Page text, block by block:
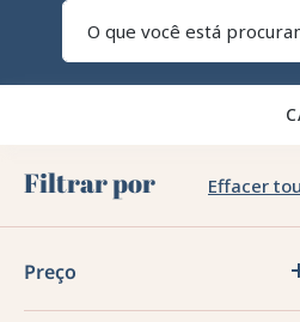
Filtrar por Effacer
Preço